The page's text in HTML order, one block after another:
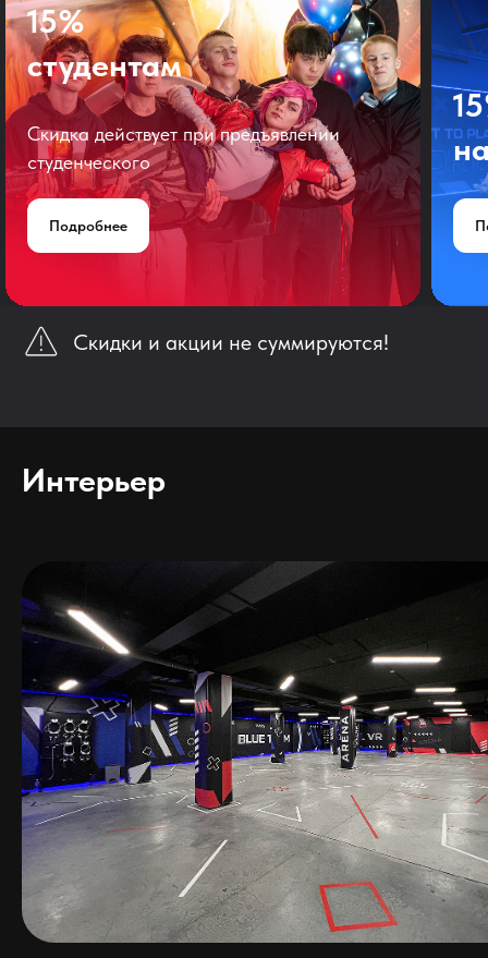
15%
студентам
Скидка действует при предъявлении
студенческого
Подробнее
Скидки и акции не суммируются!
Интерьер